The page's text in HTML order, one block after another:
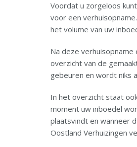
Voordat u zorgeloos
voor een
het volume van uw
Na deze
overzicht van de
gebeuren en wordt niks
In het overzicht staat
moment uw inboedel
plaatsvindt en wanneer
Oostland Verhuizingen